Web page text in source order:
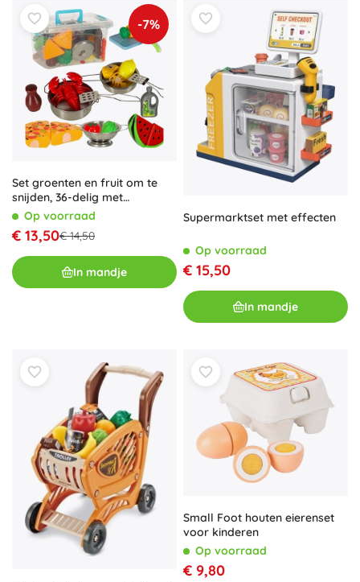
-7%
Set groenten en fruit om te
snijden, 36-delig met
accessoires
Op voorraad
€ 13,50€ 14,50
In mandje
Supermarktset met effecten
Op voorraad
€ 15,50
In mandje
Small Foot houten eierenset
voor kinderen
Op voorraad
€ 9,80